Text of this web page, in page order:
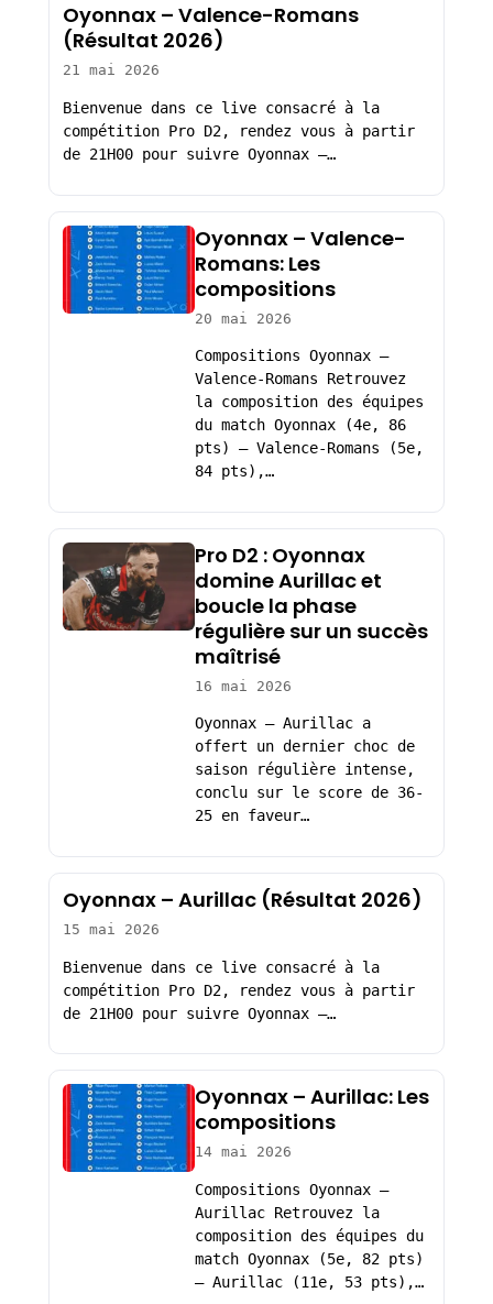
Oyonnax – Valence-Romans
(Résultat 2026)
21 mai 2026
Bienvenue dans ce live consacré à la
compétition Pro D2, rendez vous à partir
de 21H00 pour suivre Oyonnax –…
Oyonnax – Valence-
Romans: Les
compositions
20 mai 2026
Compositions Oyonnax –
Valence-Romans Retrouvez
la composition des équipes
du match Oyonnax (4e, 86
pts) – Valence-Romans (5e,
84 pts),…
Pro D2 : Oyonnax
domine Aurillac et
boucle la phase
régulière sur un succès
maîtrisé
16 mai 2026
Oyonnax – Aurillac a
offert un dernier choc de
saison régulière intense,
conclu sur le score de 36-
25 en faveur…
Oyonnax – Aurillac (Résultat 2026)
15 mai 2026
Bienvenue dans ce live consacré à la
compétition Pro D2, rendez vous à partir
de 21H00 pour suivre Oyonnax –…
Oyonnax – Aurillac: Les
compositions
14 mai 2026
Compositions Oyonnax –
Aurillac Retrouvez la
composition des équipes du
match Oyonnax (5e, 82 pts)
– Aurillac (11e, 53 pts),…